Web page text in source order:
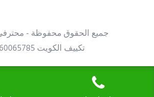
جميع الحقوق محفوظة -
تكييف الكويت 60065785